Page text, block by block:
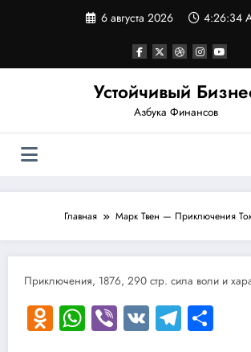
6 августа 2026 4:26:34
Устойчивый
Азбука Финансов
Главная Марк Твен — Приключения
Приключения, 1876, 290 стр. сила воли и
Odnoklassniki
WhatsApp
Viber
VK